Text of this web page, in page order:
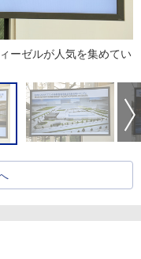
ーゼルが人気を集めてい